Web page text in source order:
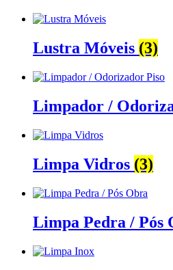
Lustra Móveis (3)
Limpador /
Limpa Vidros (3)
Limpa Pedra / Pós